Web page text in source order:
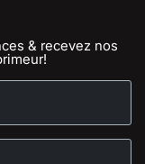
& recevez nos